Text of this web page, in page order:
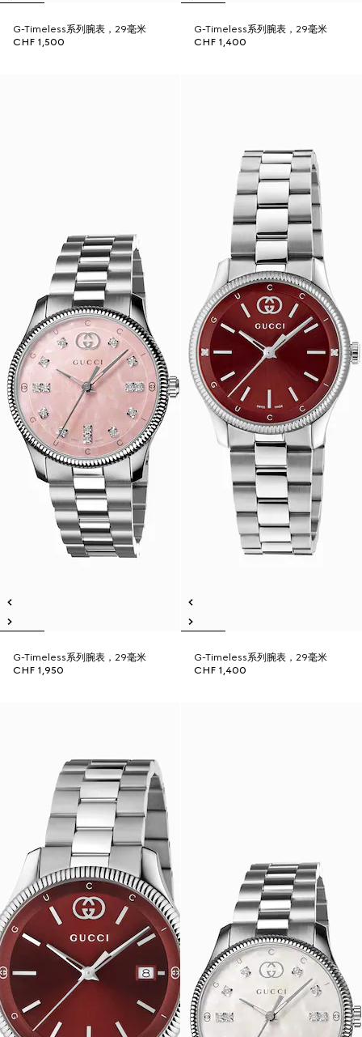
G-Timeless系列腕表，29毫米
CHF 1,500
G-Timeless系列腕表，29毫米
CHF 1,400
G-Timeless系列腕表，29毫米
CHF 1,950
G-Timeless系列腕表，29毫米
CHF 1,400